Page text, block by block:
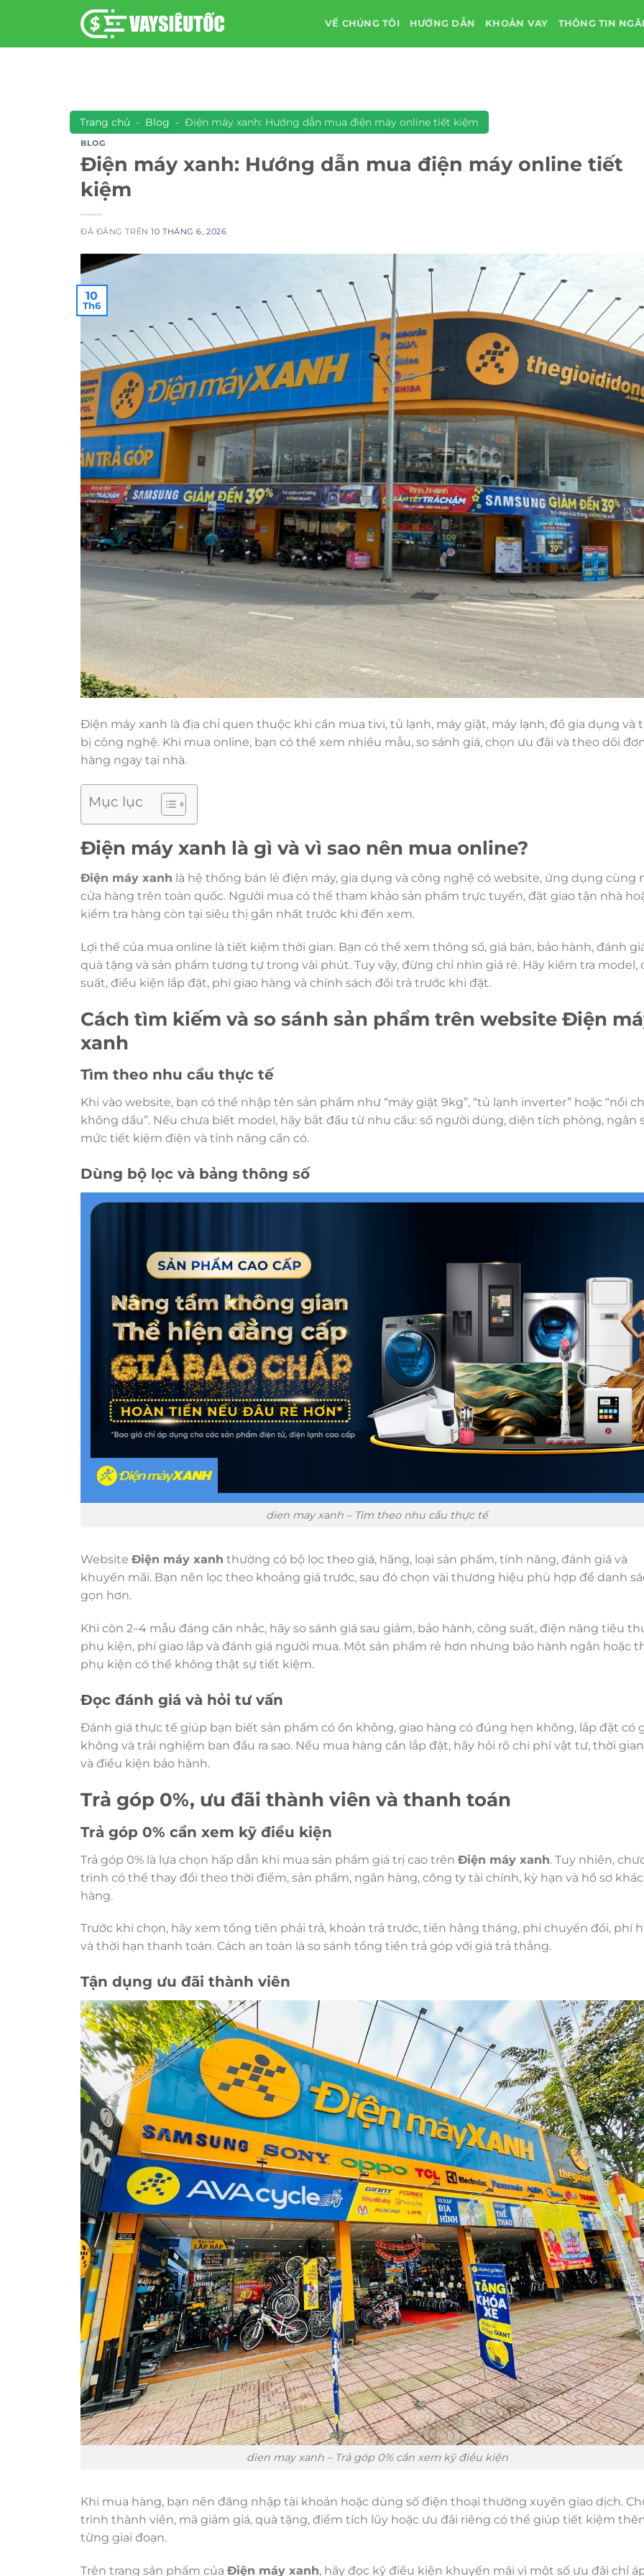
nội
VỀ CHÚNG TÔI HƯỚNG DẪN KHOẢN VAY THÔNG TIN
Trang chủ - Blog - Điện máy xanh: Hướng dẫn mua điện máy online tiết kiệm
BLOG
Điện máy xanh: Hướng dẫn mua điện máy online tiết
kiệm
ĐÃ ĐĂNG TRÊN10 THÁNG 6, 2026
10
Th6
Điện máy xanh là địa chỉ quen thuộc khi cần mua tivi, tủ lạnh, máy giặt, máy lạnh, đồ gia dụng và
bị công nghệ. Khi mua online, bạn có thể xem nhiều mẫu, so sánh giá, chọn ưu đãi và theo dõi
hàng ngay tại nhà.
Mục lục
Điện máy xanh là gì và vì sao nên mua online?
Điện máy xanh là hệ thống bán lẻ điện máy, gia dụng và công nghệ có website, ứng dụng cùng
cửa hàng trên toàn quốc. Người mua có thể tham khảo sản phẩm trực tuyến, đặt giao tận nhà
kiểm tra hàng còn tại siêu thị gần nhất trước khi đến xem.
Lợi thế của mua online là tiết kiệm thời gian. Bạn có thể xem thông số, giá bán, bảo hành, đánh
quà tặng và sản phẩm tương tự trong vài phút. Tuy vậy, đừng chỉ nhìn giá rẻ. Hãy kiểm tra model,
suất, điều kiện lắp đặt, phí giao hàng và chính sách đổi trả trước khi đặt.
Cách tìm kiếm và so sánh sản phẩm trên website Điện
xanh
Tìm theo nhu cầu thực tế
Khi vào website, bạn có thể nhập tên sản phẩm như “máy giặt 9kg”, “tủ lạnh inverter” hoặc “nồi
không dầu”. Nếu chưa biết model, hãy bắt đầu từ nhu cầu: số người dùng, diện tích phòng, ngân
mức tiết kiệm điện và tính năng cần có.
Dùng bộ lọc và bảng thông số
dien may xanh – Tìm theo nhu cầu thực tế
Website Điện máy xanh thường có bộ lọc theo giá, hãng, loại sản phẩm, tính năng, đánh giá và
khuyến mãi. Bạn nên lọc theo khoảng giá trước, sau đó chọn vài thương hiệu phù hợp để danh
gọn hơn.
Khi còn 2–4 mẫu đáng cân nhắc, hãy so sánh giá sau giảm, bảo hành, công suất, điện năng tiêu
phụ kiện, phí giao lắp và đánh giá người mua. Một sản phẩm rẻ hơn nhưng bảo hành ngắn hoặc
phụ kiện có thể không thật sự tiết kiệm.
Đọc đánh giá và hỏi tư vấn
Đánh giá thực tế giúp bạn biết sản phẩm có ồn không, giao hàng có đúng hẹn không, lắp đặt có
không và trải nghiệm ban đầu ra sao. Nếu mua hàng cần lắp đặt, hãy hỏi rõ chi phí vật tư, thời
và điều kiện bảo hành.
Trả góp 0%, ưu đãi thành viên và thanh toán
Trả góp 0% cần xem kỹ điều kiện
Trả góp 0% là lựa chọn hấp dẫn khi mua sản phẩm giá trị cao trên Điện máy xanh. Tuy nhiên,
trình có thể thay đổi theo thời điểm, sản phẩm, ngân hàng, công ty tài chính, kỳ hạn và hồ sơ
hàng.
Trước khi chọn, hãy xem tổng tiền phải trả, khoản trả trước, tiền hằng tháng, phí chuyển đổi, phí
và thời hạn thanh toán. Cách an toàn là so sánh tổng tiền trả góp với giá trả thẳng.
Tận dụng ưu đãi thành viên
dien may xanh – Trả góp 0% cần xem kỹ điều kiện
Khi mua hàng, bạn nên đăng nhập tài khoản hoặc dùng số điện thoại thường xuyên giao dịch.
trình thành viên, mã giảm giá, quà tặng, điểm tích lũy hoặc ưu đãi riêng có thể giúp tiết kiệm
từng giai đoạn.
Trên trang sản phẩm của Điện máy xanh, hãy đọc kỹ điều kiện khuyến mãi vì một số ưu đãi chỉ